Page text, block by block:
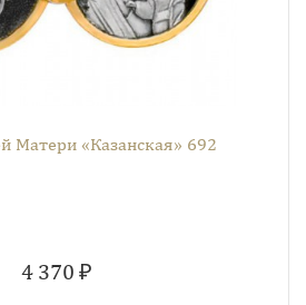
Матери «Казанская» 692
4 370 ₽